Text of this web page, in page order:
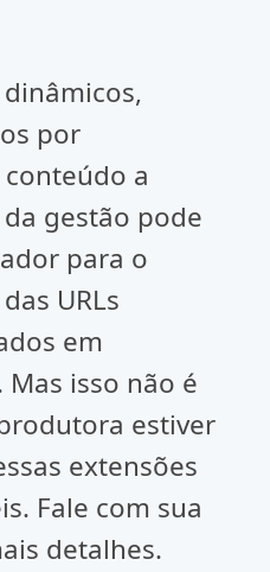
por
a
gestão pode
para o
URLs
em
isso não é
estiver
extensões
Fale com sua
detalhes.